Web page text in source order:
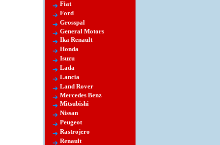
Fiat
Ford
Grosspal
General Motors
Ika Renault
Honda
Isuzu
Lada
Lancia
Land Rover
Mercedes Benz
Mitsubishi
Nissan
Peugeot
Rastrojero
Renault